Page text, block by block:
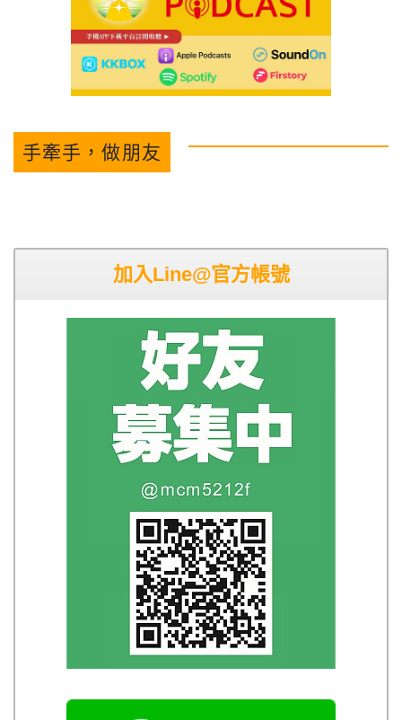
手牽手，做朋友
加入Line@官方帳號